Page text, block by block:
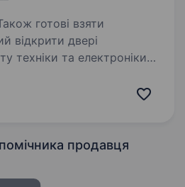
готові взяти
техніки та електроніки?
у цьому напрямку? Тоді
продавця